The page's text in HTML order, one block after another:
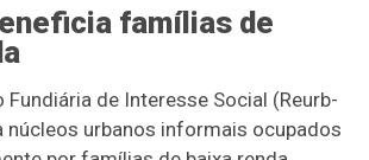
famílias de
Fundiária de Interesse Social (Reurb-
núcleos urbanos informais ocupados